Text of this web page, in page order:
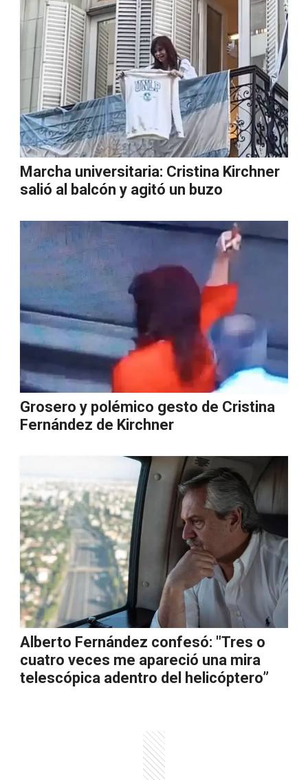
Marcha universitaria: Cristina Kirchner
salió al balcón y agitó un buzo
Grosero y polémico gesto de Cristina
Fernández de Kirchner
Alberto Fernández confesó: "Tres o
cuatro veces me apareció una mira
telescópica adentro del helicóptero”